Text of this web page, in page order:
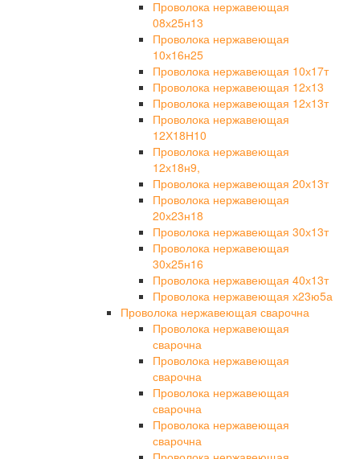
Проволока нержавеющая
08х25н13
Проволока нержавеющая
10х16н25
Проволока нержавеющая 10х17т
Проволока нержавеющая 12х13
Проволока нержавеющая 12х13т
Проволока нержавеющая
12Х18Н10
Проволока нержавеющая
12х18н9,
Проволока нержавеющая 20х13т
Проволока нержавеющая
20х23н18
Проволока нержавеющая 30х13т
Проволока нержавеющая
30х25н16
Проволока нержавеющая 40х13т
Проволока нержавеющая х23ю5а
Проволока нержавеющая сварочна
Проволока нержавеющая
сварочна
Проволока нержавеющая
сварочна
Проволока нержавеющая
сварочна
Проволока нержавеющая
сварочна